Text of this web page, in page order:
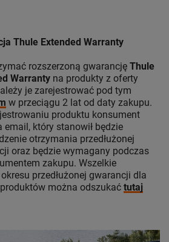
Thule Extended Warranty
rozszerzoną gwarancję Thule
Warranty na produkty z oferty
je zarejestrować pod tym
w przeciągu 2 lat od daty zakupu.
produktu konsument
email, który stanowił będzie
otrzymania przedłużonej
oraz będzie wymagany podczas
zakupu. Wszelkie
przedłużonej gwarancji dla
można odszukać tutaj